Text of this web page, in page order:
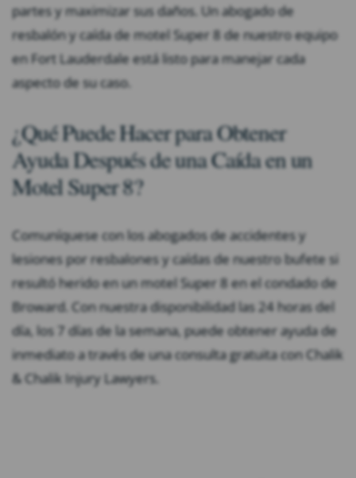
partes y maximizar sus daños. Un abogado de
resbalón y caída de motel Super 8 de nuestro equipo
en Fort Lauderdale está listo para manejar cada
aspecto de su caso.
¿Qué Puede Hacer para Obtener
Ayuda Después de una Caída en un
Motel Super 8?
Comuníquese con los abogados de accidentes y
lesiones por resbalones y caídas de nuestro bufete si
resultó herido en un motel Super 8 en el condado de
Broward. Con nuestra disponibilidad las 24 horas del
día, los 7 días de la semana, puede obtener ayuda de
inmediato a través de una consulta gratuita con Chalik
& Chalik Injury Lawyers.